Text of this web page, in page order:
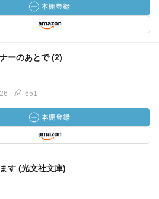
あるらしい。
んじろう】映画監督。殺人は撲殺
のが大事。矢川照彦の愛人と思わ
わこ】南源次郎の妻。旧姓岡島。
。父は名匠岡島光之助（おかじ
ゅういち】元プロ野球選手でイケ
一流選手」とか言われていた。
こ】森建設社長の森敬三の妻。ア
と不倫関係。
ーのあとで (2)
651
す (光文社文庫)